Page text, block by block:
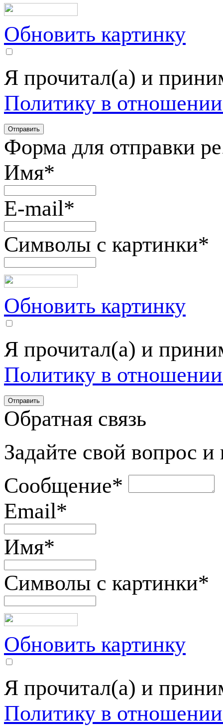
Обновить картинку
Я прочитал(а) и
Политику в
Форма для отправки
Имя*
E-mail*
Символы с картинки*
Обновить картинку
Я прочитал(а) и
Политику в
Обратная связь
Задайте свой вопрос
Сообщение*
Email*
Имя*
Символы с картинки*
Обновить картинку
Я прочитал(а) и
Политику в